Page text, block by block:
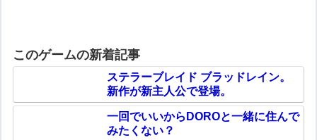
このゲームの新着記事
ステラーブレイド ブラッドレイン。
新作が新主人公で登場。
一回でいいからDOROと一緒に住んで
みたくない？